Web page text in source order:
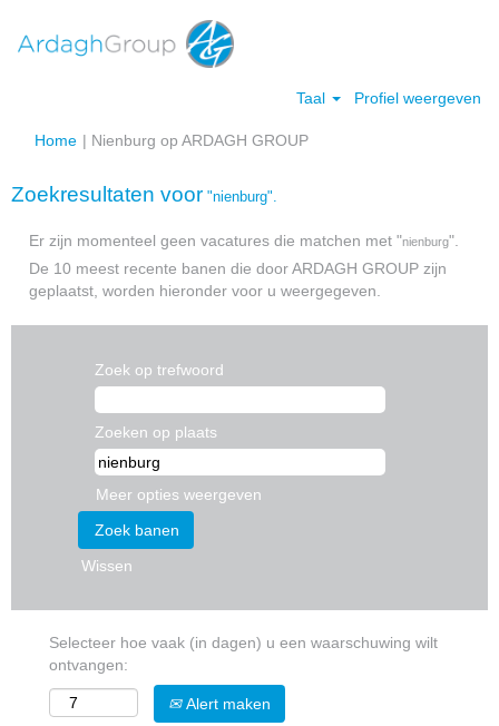
Taal Profiel weergeven
Home | Nienburg op ARDAGH GROUP(huidige
Zoekresultaten voor "nienburg".
Er zijn momenteel geen vacatures die matchen met "nienburg".
De 10 meest recente banen die door ARDAGH GROUP zijn
geplaatst, worden hieronder voor u weergegeven.
Zoek op trefwoord
Zoeken op plaats
Meer opties weergeven
Wissen
Selecteer hoe vaak (in dagen) u een waarschuwing wilt
ontvangen:
Alert maken